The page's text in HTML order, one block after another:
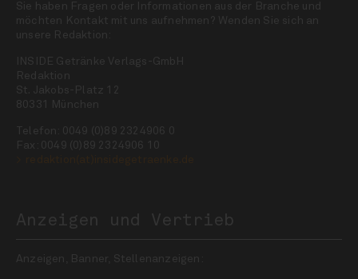
Sie haben Fragen oder Informationen aus der Branche und
möchten Kontakt mit uns aufnehmen? Wenden Sie sich an
unsere Redaktion:
INSIDE Getränke Verlags-GmbH
Redaktion
St. Jakobs-Platz 12
80331 München
Telefon: 0049 (0)89 2324906 0
Fax: 0049 (0)89 2324906 10
Anzeigen und Vertrieb
Anzeigen, Banner, Stellenanzeigen: